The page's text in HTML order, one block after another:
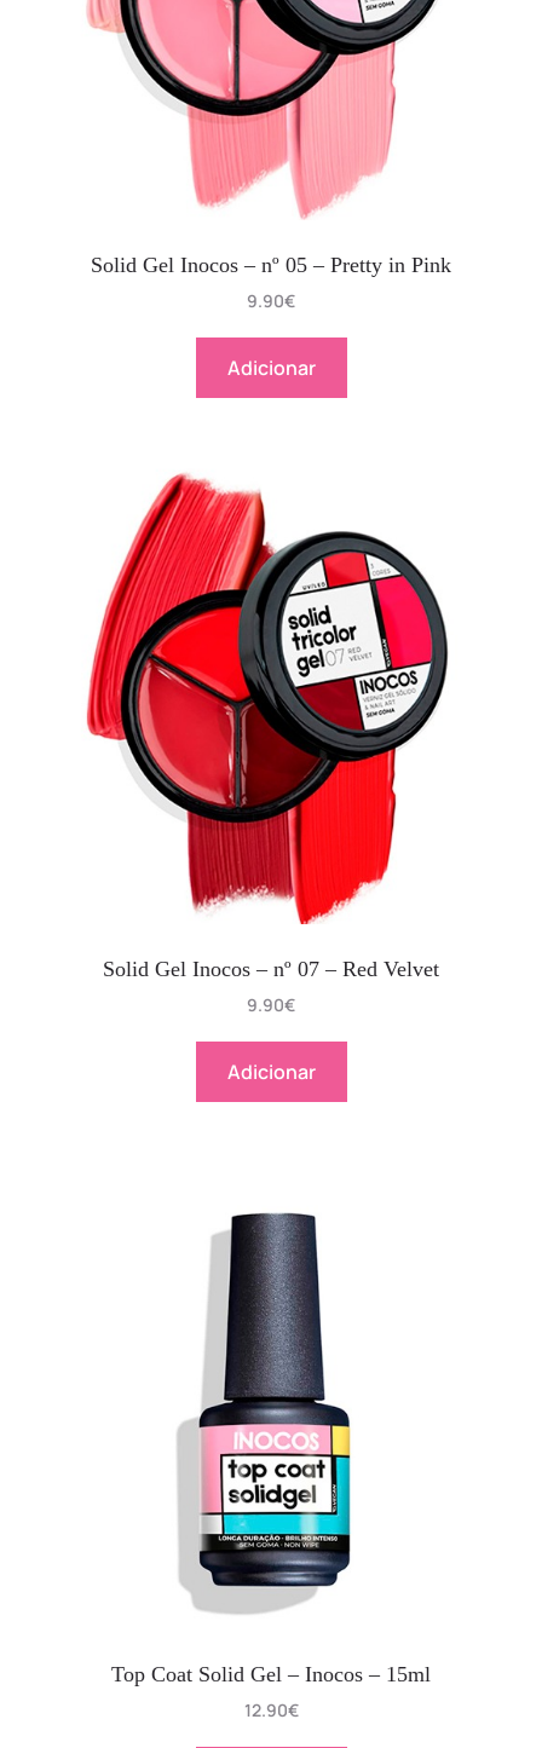
Solid Gel Inocos – nº 05 – Pretty in Pink
9.90€
Adicionar
Solid Gel Inocos – nº 07 – Red Velvet
9.90€
Adicionar
Top Coat Solid Gel – Inocos – 15ml
12.90€